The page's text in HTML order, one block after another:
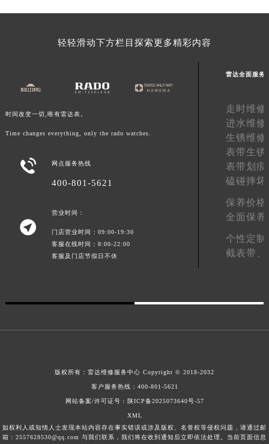
轻轻滑动下方栏目探索更多精彩内容
时间改变一切,唯有雷达表。
Time changes everything, only the rado watches.
 网点服务热线
400-801-5621

营业时间：
门店营业时间：09:00-19:30
客服在线时间：8:00-22:00
客服及门店节假日不休
雷达全面服务
走时维修
进水维修
生锈维修
表带生锈
表带划痕
磕碰摔坏
保养价格
全面保养
个性定制
截表带、
版权所有： 雷达维修服务中心 Copyright © 2018-2032
客户服务热线： 400-801-5621
网站备案/许可证号：陕ICP备2025073640号-57
XML
如权利人或知情人士发现本站内容存在事实错误或涉及版权、名誉权等侵权问题，请通过邮
箱：2557628530@qq.com 与我们联系，我们将在收到通知后立即依法处理。当前页面信息